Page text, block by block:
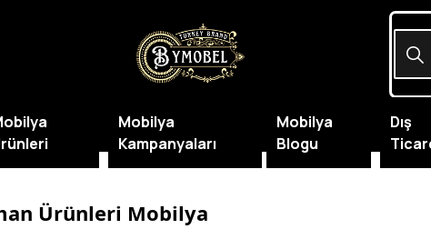
Ürünleri Mobilya
Mobilya
Kampanyaları
Mobilya
Blogu
Dış